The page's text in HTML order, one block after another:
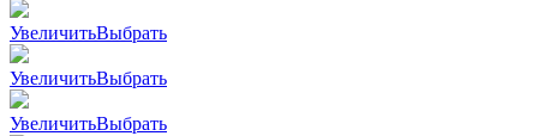
УвеличитьВыбрать
УвеличитьВыбрать
УвеличитьВыбрать